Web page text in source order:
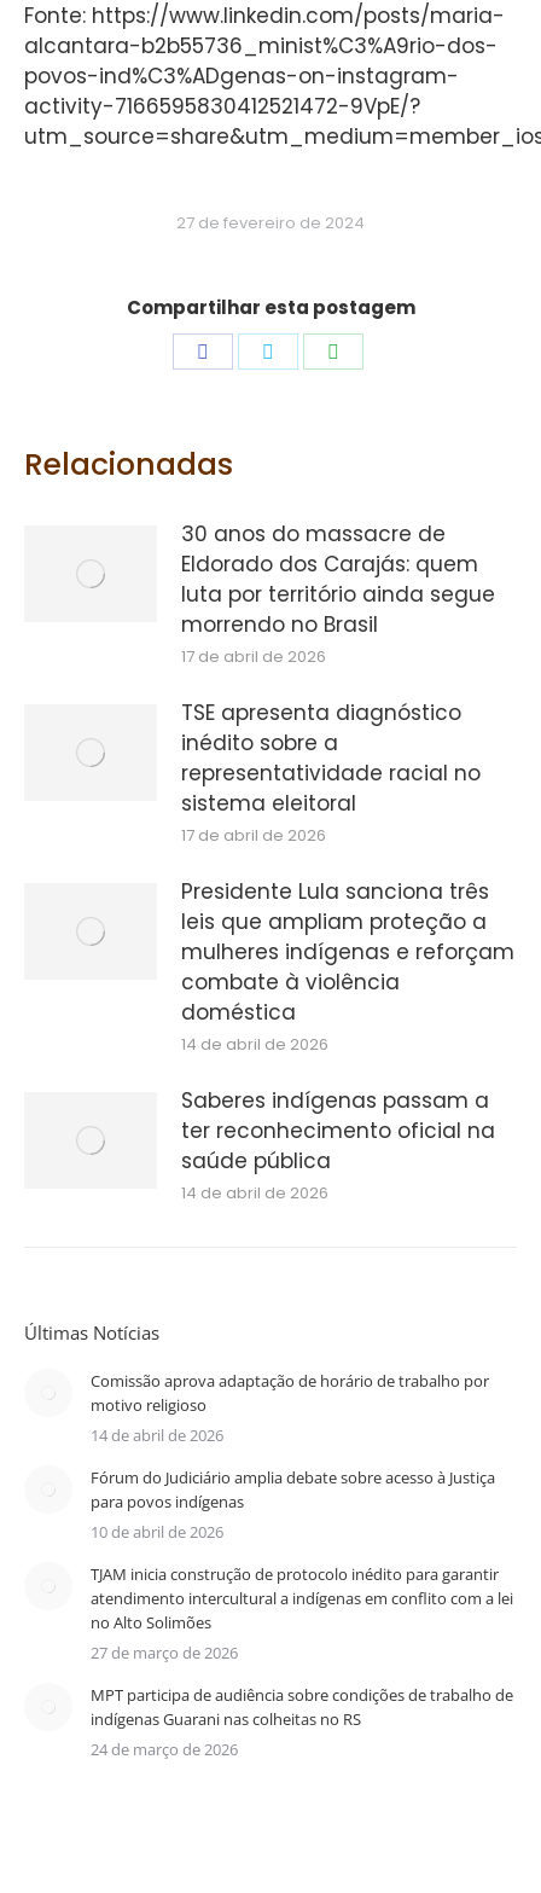
Fonte: https://www.linkedin.com/posts/maria-
alcantara-b2b55736_minist%C3%A9rio-dos-
povos-ind%C3%ADgenas-on-instagram-
activity-7166595830412521472-9VpE/?
27 de fevereiro de 2024
Compartilhar esta postagem
Relacionadas
30 anos do massacre de
Eldorado dos Carajás: quem
luta por território ainda segue
morrendo no Brasil
17 de abril de 2026
TSE apresenta diagnóstico
inédito sobre a
representatividade racial no
sistema eleitoral
17 de abril de 2026
Presidente Lula sanciona três
leis que ampliam proteção a
mulheres indígenas e reforçam
combate à violência
doméstica
14 de abril de 2026
Saberes indígenas passam a
ter reconhecimento oficial na
saúde pública
14 de abril de 2026
Últimas Notícias
Comissão aprova adaptação de horário de trabalho por
motivo religioso
14 de abril de 2026
Fórum do Judiciário amplia debate sobre acesso à Justiça
para povos indígenas
10 de abril de 2026
TJAM inicia construção de protocolo inédito para garantir
atendimento intercultural a indígenas em conflito com a lei
no Alto Solimões
27 de março de 2026
MPT participa de audiência sobre condições de trabalho de
indígenas Guarani nas colheitas no RS
24 de março de 2026